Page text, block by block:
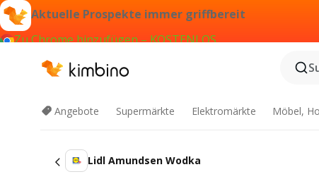
Aktuelle Prospekte immer griffbereit
Zu Chrome hinzufügen – KOSTENLOS
Angebote Supermärkte Elektromärkte Möbel,
Lidl Amundsen Wodka